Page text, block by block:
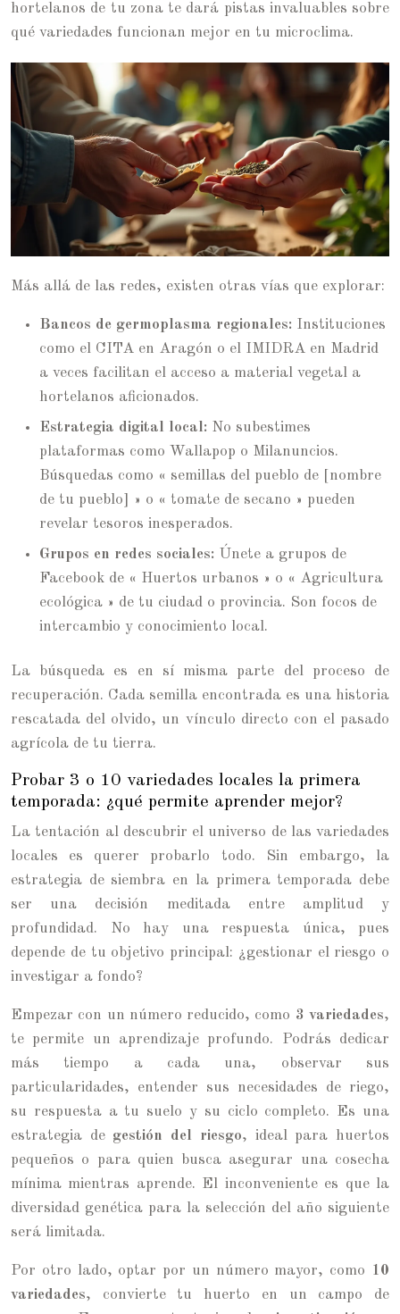
hortelanos de tu zona te dará pistas invaluables sobre
qué variedades funcionan mejor en tu microclima.
Más allá de las redes, existen otras vías que explorar:
Bancos de germoplasma regionales: Instituciones
como el CITA en Aragón o el IMIDRA en Madrid
a veces facilitan el acceso a material vegetal a
hortelanos aficionados.
Estrategia digital local: No subestimes
plataformas como Wallapop o Milanuncios.
Búsquedas como « semillas del pueblo de [nombre
de tu pueblo] » o « tomate de secano » pueden
revelar tesoros inesperados.
Grupos en redes sociales: Únete a grupos de
Facebook de « Huertos urbanos » o « Agricultura
ecológica » de tu ciudad o provincia. Son focos de
intercambio y conocimiento local.
La búsqueda es en sí misma parte del proceso de
recuperación. Cada semilla encontrada es una historia
rescatada del olvido, un vínculo directo con el pasado
agrícola de tu tierra.
Probar 3 o 10 variedades locales la primera
temporada: ¿qué permite aprender mejor?
La tentación al descubrir el universo de las variedades
locales es querer probarlo todo. Sin embargo, la
estrategia de siembra en la primera temporada debe
ser una decisión meditada entre amplitud y
profundidad. No hay una respuesta única, pues
depende de tu objetivo principal: ¿gestionar el riesgo o
investigar a fondo?
Empezar con un número reducido, como 3 variedades,
te permite un aprendizaje profundo. Podrás dedicar
más tiempo a cada una, observar sus
particularidades, entender sus necesidades de riego,
su respuesta a tu suelo y su ciclo completo. Es una
estrategia de gestión del riesgo, ideal para huertos
pequeños o para quien busca asegurar una cosecha
mínima mientras aprende. El inconveniente es que la
diversidad genética para la selección del año siguiente
será limitada.
Por otro lado, optar por un número mayor, como 10
variedades, convierte tu huerto en un campo de